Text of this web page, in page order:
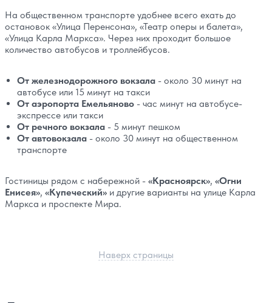
На общественном транспорте удобнее всего ехать до
остановок «Улица Перенсона», «Театр оперы и балета»,
«Улица Карла Маркса». Через них проходит большое
количество автобусов и троллейбусов.
От железнодорожного вокзала - около 30 минут на
автобусе или 15 минут на такси
От аэропорта Емельяново - час минут на автобусе-
экспрессе или такси
От речного вокзала - 5 минут пешком
От автовокзала - около 30 минут на общественном
транспорте
Гостиницы рядом с набережной - «Красноярск», «Огни
Енисея», «Купеческий» и другие варианты на улице Карла
Маркса и проспекте Мира.
Наверх страницы